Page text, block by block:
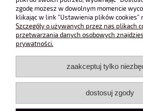
Moje konto
pokaż pełną wersję
zgodę możesz w dowolnym momencie
klikając w link "Ustawienia plików cookies"
Szczegóły o używanych przez nas plikach
przetwarzania danych osobowych
prywatności.
zaakceptuj tylko
dostosuj zgody